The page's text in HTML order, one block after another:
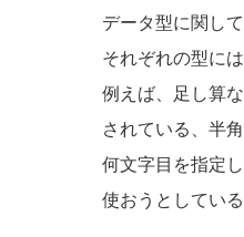
データ型に関し
それぞれの型に
例えば、足し算
されている、半
何文字目を指定
使おうとしてい